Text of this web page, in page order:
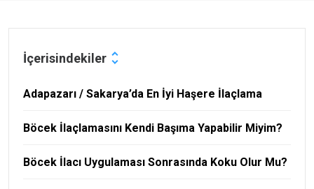
İçerisindekiler
Adapazarı / Sakarya’da En İyi Haşere İlaçlama
Böcek İlaçlamasını Kendi Başıma Yapabilir Miyim?
Böcek İlacı Uygulaması Sonrasında Koku Olur Mu?